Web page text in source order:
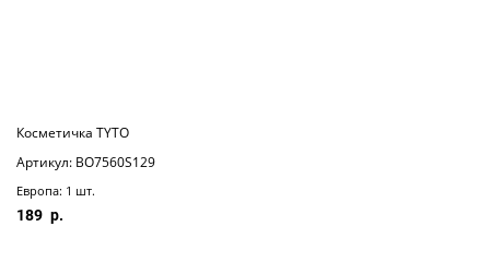
Косметичка TYTO
Артикул: BO7560S129
Европа: 1 шт.
189